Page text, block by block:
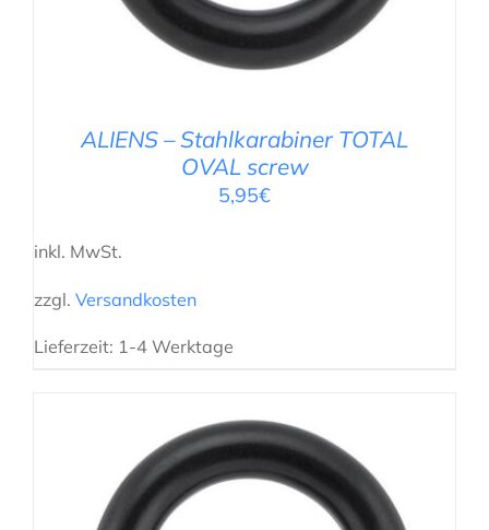
ALIENS – Stahlkarabiner TOTAL
OVAL screw
5,95€
inkl. MwSt.
zzgl. Versandkosten
Lieferzeit: 1-4 Werktage